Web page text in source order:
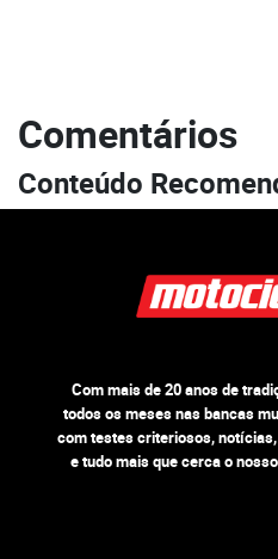
Comentários
Conteúdo
Com mais de 20 anos de
todos os meses nas bancas
com testes criteriosos,
e tudo mais que cerca o